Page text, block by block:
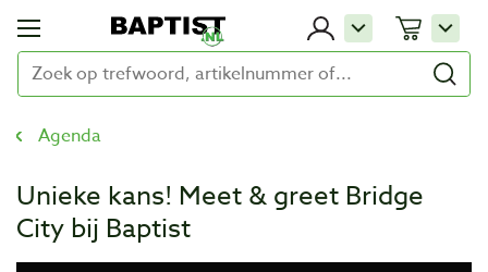
Agenda
Unieke kans! Meet & greet Bridge
City bij Baptist